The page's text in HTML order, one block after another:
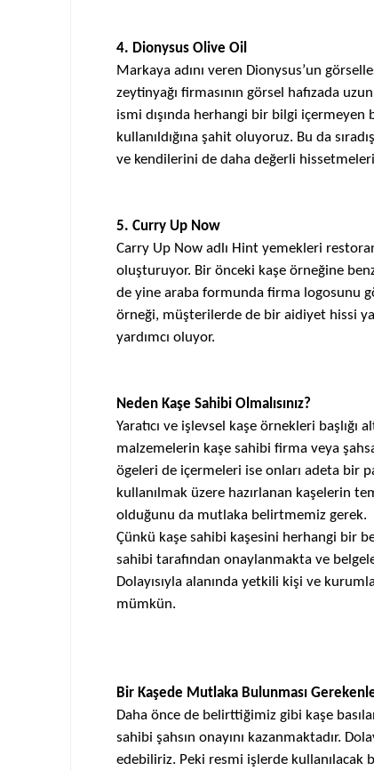
4. Dionysus Olive Oil
Markaya adını veren Dionysus’un
zeytinyağı firmasının görsel hafızada
ismi dışında herhangi bir bilgi içermeyen
kullanıldığına şahit oluyoruz. Bu da
ve kendilerini de daha değerli
5. Curry Up Now
Carry Up Now adlı Hint yemekleri
oluşturuyor. Bir önceki kaşe örneğine
de yine araba formunda firma logosunu
örneği, müşterilerde de bir aidiyet hissi
yardımcı oluyor.
Neden Kaşe Sahibi Olmalısınız?
Yaratıcı ve işlevsel kaşeörnekleri başlığı
malzemelerin kaşesahibi firma veya
ögeleri de içermeleri ise onları adeta bir
kullanılmak üzere hazırlanan kaşelerin
olduğunu da mutlaka belirtmemiz gerek.
Çünkü kaşesahibi kaşesini herhangi bir
sahibi tarafından onaylanmakta ve
Dolayısıyla alanında yetkili kişi ve
mümkün.
Bir Kaşede Mutlaka Bulunması
Daha önce de belirttiğimiz gibi kaşe
sahibi şahsın onayını kazanmaktadır.
edebiliriz. Peki resmi işlerde kullanılacak